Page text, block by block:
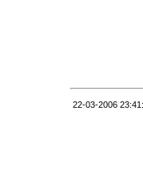
22-03-2006